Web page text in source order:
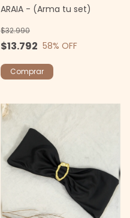
ARAIA - (Arma tu set)
$13.792
$32.990
58% OFF
Comprar